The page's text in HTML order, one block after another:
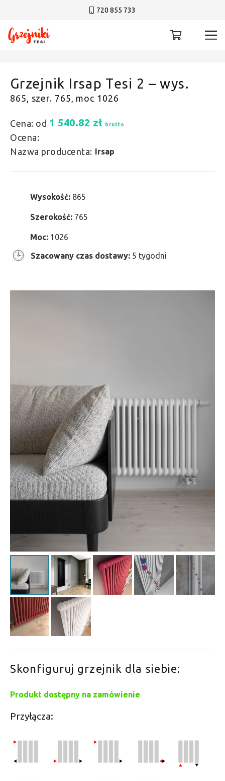
720 855 733
Grzejnik Irsap Tesi 2 – wys.
865, szer. 765, moc 1026
Cena: od 1 540.82 zł brutto
Ocena:
Nazwa producenta: Irsap
Wysokość: 865
Szerokość: 765
Moc: 1026
Szacowany czas dostawy: 5 tygodni
Skonfiguruj grzejnik dla siebie:
Produkt dostępny na zamówienie
Przyłącza: